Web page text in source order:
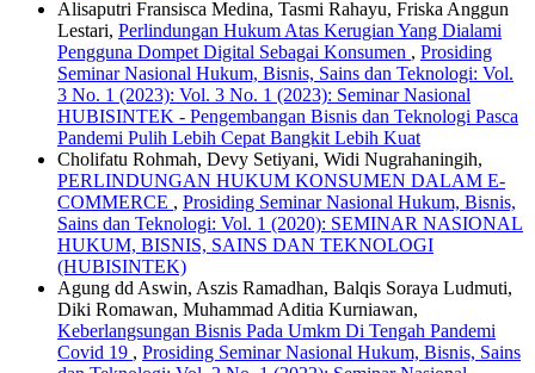
Alisaputri Fransisca Medina, Tasmi Rahayu, Friska Anggun
Lestari, Perlindungan Hukum Atas Kerugian Yang Dialami
Pengguna Dompet Digital Sebagai Konsumen , Prosiding
Seminar Nasional Hukum, Bisnis, Sains dan Teknologi: Vol.
3 No. 1 (2023): Vol. 3 No. 1 (2023): Seminar Nasional
HUBISINTEK - Pengembangan Bisnis dan Teknologi Pasca
Pandemi Pulih Lebih Cepat Bangkit Lebih Kuat
Cholifatu Rohmah, Devy Setiyani, Widi Nugrahaningih,
PERLINDUNGAN HUKUM KONSUMEN DALAM E-
COMMERCE , Prosiding Seminar Nasional Hukum, Bisnis,
Sains dan Teknologi: Vol. 1 (2020): SEMINAR NASIONAL
HUKUM, BISNIS, SAINS DAN TEKNOLOGI
(HUBISINTEK)
Agung dd Aswin, Aszis Ramadhan, Balqis Soraya Ludmuti,
Diki Romawan, Muhammad Aditia Kurniawan,
Keberlangsungan Bisnis Pada Umkm Di Tengah Pandemi
Covid 19 , Prosiding Seminar Nasional Hukum, Bisnis, Sains